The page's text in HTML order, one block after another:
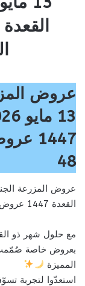
عروض
1447
48
القعدة 1447 عروض الذكرى السنوية للعام 48
مع حلول شهر ذو
بعروض خاصة صُمّمت
المميزة
استعدّوا لتجربة